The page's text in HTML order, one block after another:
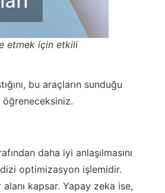
etmek için etkili
bu araçların sunduğu
öğreneceksiniz.
daha iyi anlaşılmasını
dizi optimizasyon işlemidir.
kapsar. Yapay zeka ise,